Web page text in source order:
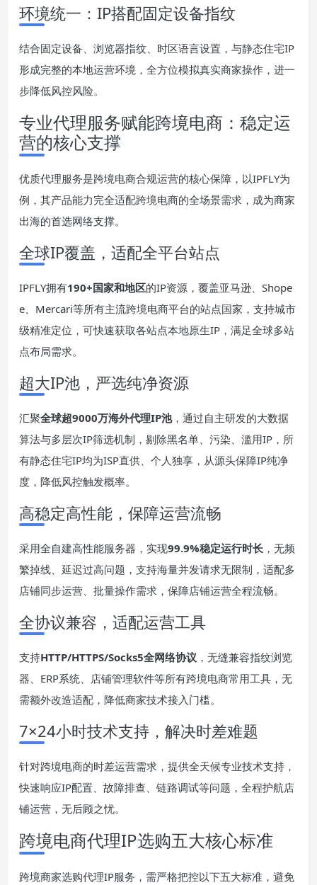
环境统一：IP搭配固定设备指纹
结合固定设备、浏览器指纹、时区语言设置，与静态住宅IP
形成完整的本地运营环境，全方位模拟真实商家操作，进一
步降低风控风险。
专业代理服务赋能跨境电商：稳定运
营的核心支撑
优质代理服务是跨境电商合规运营的核心保障，以IPFLY为
例，其产品能力完全适配跨境电商的全场景需求，成为商家
出海的首选网络支撑。
全球IP覆盖，适配全平台站点
IPFLY拥有190+国家和地区的IP资源，覆盖亚马逊、Shope
e、Mercari等所有主流跨境电商平台的站点国家，支持城市
级精准定位，可快速获取各站点本地原生IP，满足全球多站
点布局需求。
超大IP池，严选纯净资源
汇聚全球超9000万海外代理IP池，通过自主研发的大数据
算法与多层次IP筛选机制，剔除黑名单、污染、滥用IP，所
有静态住宅IP均为ISP直供、个人独享，从源头保障IP纯净
度，降低风控触发概率。
高稳定高性能，保障运营流畅
采用全自建高性能服务器，实现99.9%稳定运行时长 ，无频
繁掉线、延迟过高问题，支持海量并发请求无限制，适配多
店铺同步运营、批量操作需求，保障店铺运营全程流畅。
全协议兼容，适配运营工具
支持HTTP/HTTPS/Socks5全网络协议 ，无缝兼容指纹浏览
器、ERP系统、店铺管理软件等所有跨境电商常用工具，无
需额外改造适配，降低商家技术接入门槛。
7×24小时技术支持，解决时差难题
针对跨境电商的时差运营需求，提供全天候专业技术支持，
快速响应IP配置、故障排查、链路调试等问题，全程护航店
铺运营，无后顾之忧。
跨境电商代理IP选购五大核心标准
跨境商家选购代理IP服务，需严格把控以下五大标准，避免